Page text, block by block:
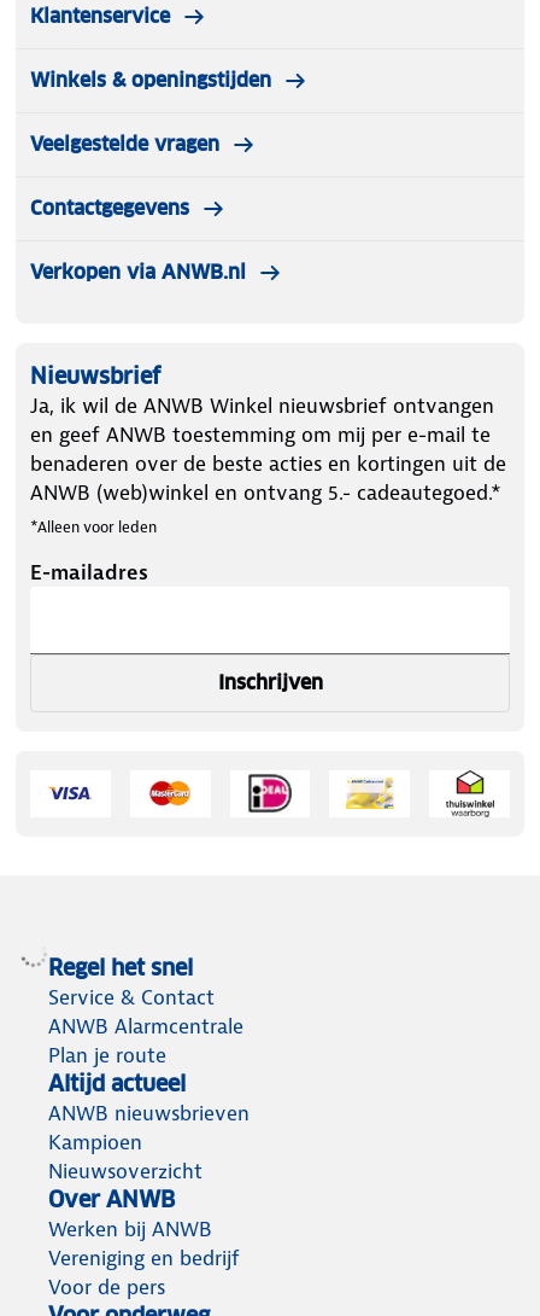
Klantenservice
Winkels & openingstijden
Veelgestelde vragen
Contactgegevens
Verkopen via ANWB.nl
Nieuwsbrief
Ja, ik wil de ANWB Winkel nieuwsbrief ontvangen
en geef ANWB toestemming om mij per e-mail te
benaderen over de beste acties en kortingen uit de
ANWB (web)winkel en ontvang 5.- cadeautegoed.*
*Alleen voor leden
E-mailadres
Inschrijven
Regel het snel
Service & Contact
ANWB Alarmcentrale
Plan je route
Altijd actueel
ANWB nieuwsbrieven
Kampioen
Nieuwsoverzicht
Over ANWB
Werken bij ANWB
Vereniging en bedrijf
Voor de pers